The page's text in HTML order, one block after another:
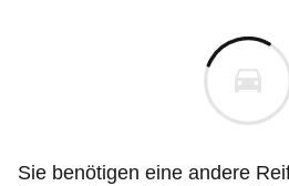
Sie benötigen eine andere